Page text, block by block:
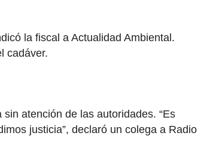
la fiscal a Actualidad Ambiental.
cadáver.
atención de las autoridades. “Es
justicia”, declaró un colega a Radio